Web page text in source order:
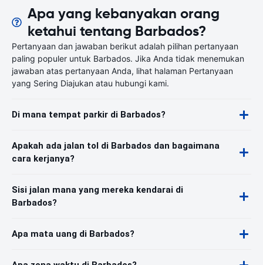
Apa yang kebanyakan orang
ketahui tentang Barbados?
Pertanyaan dan jawaban berikut adalah pilihan pertanyaan
paling populer untuk Barbados. Jika Anda tidak menemukan
jawaban atas pertanyaan Anda, lihat halaman Pertanyaan
yang Sering Diajukan atau hubungi kami.
Di mana tempat parkir di Barbados?
Apakah ada jalan tol di Barbados dan bagaimana
cara kerjanya?
Sisi jalan mana yang mereka kendarai di
Barbados?
Apa mata uang di Barbados?